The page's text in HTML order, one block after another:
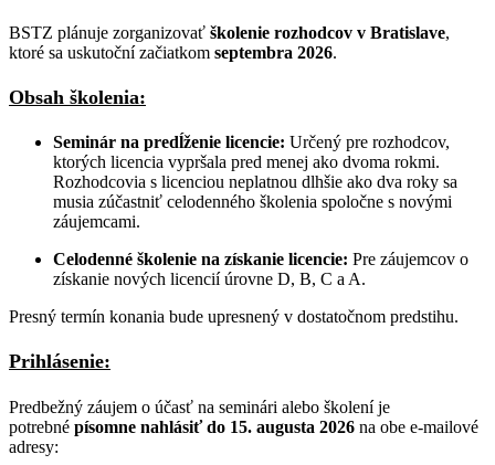
BSTZ plánuje zorganizovať školenie rozhodcov v Bratislave,
ktoré sa uskutoční začiatkom septembra 2026.
Obsah školenia:
Seminár na predĺženie licencie: Určený pre rozhodcov,
ktorých licencia vypršala pred menej ako dvoma rokmi.
Rozhodcovia s licenciou neplatnou dlhšie ako dva roky sa
musia zúčastniť celodenného školenia spoločne s novými
záujemcami.
Celodenné školenie na získanie licencie: Pre záujemcov o
získanie nových licencií úrovne D, B, C a A.
Presný termín konania bude upresnený v dostatočnom predstihu.
Prihlásenie:
Predbežný záujem o účasť na seminári alebo školení je
potrebné písomne nahlásiť do 15. augusta 2026 na obe e-mailové
adresy: